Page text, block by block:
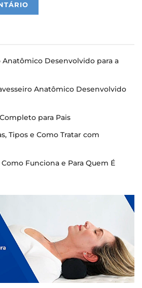
Anatômico Desenvolvido para a
Anatômico Desenvolvido
para Pais
Tipos e Como Tratar com
Funciona e Para Quem É